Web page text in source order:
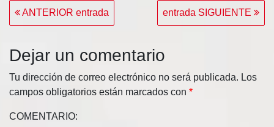
Navegación
de
entradas
ANTERIOR entrada entrada SIGUIENTE
Dejar un comentario
Tu dirección de correo electrónico no será publicada. Los
campos obligatorios están marcados con *
COMENTARIO: